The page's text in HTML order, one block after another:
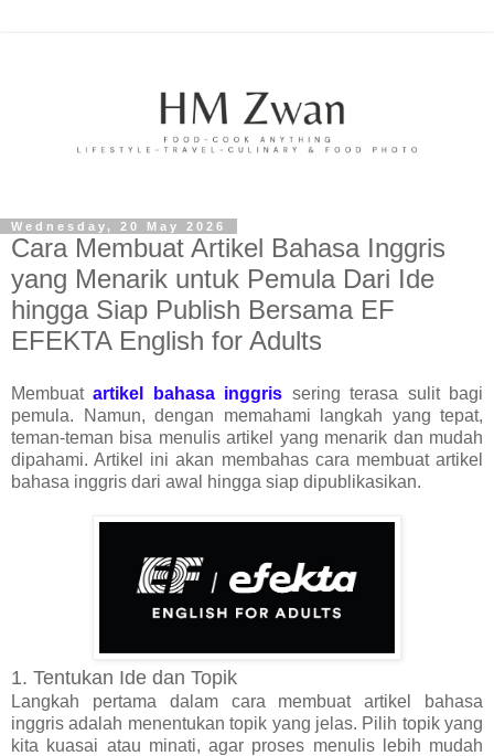
Wednesday, 20 May 2026
Cara Membuat Artikel Bahasa Inggris
yang Menarik untuk Pemula Dari Ide
hingga Siap Publish Bersama EF
EFEKTA English for Adults
Membuatartikel bahasa inggris sering terasa sulit bagi
pemula. Namun, dengan memahami langkah yang tepat,
teman-teman bisa menulis artikel yang menarik dan mudah
dipahami. Artikel ini akan membahas cara membuat artikel
bahasa inggris dari awal hingga siap dipublikasikan.
1. Tentukan Ide dan Topik
Langkah pertama dalam cara membuat artikel bahasa
inggris adalah menentukan topik yang jelas. Pilih topik yang
kita kuasai atau minati, agar proses menulis lebih mudah